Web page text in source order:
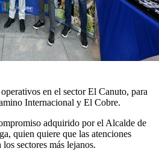
en el sector El Canuto, para
Internacional y El Cobre.
adquirido por el Alcalde de
quien quiere que las atenciones
sectores más lejanos.